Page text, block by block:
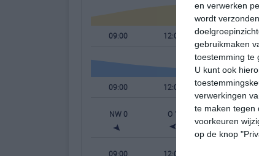
en verwerken
wordt
gebruikmaken
toestemming te
U kunt ook
verwerkingen
te maken tegen
voorkeuren
op de knop
09:00 12:00 15:00
09:00 12:00 15:00
NW 0 O 1 O 1
09:00 12:00